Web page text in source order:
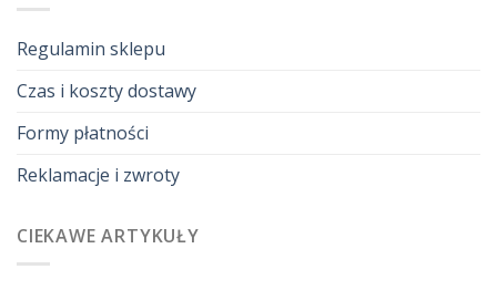
Regulamin sklepu
Czas i koszty dostawy
Formy płatności
Reklamacje i zwroty
CIEKAWE ARTYKUŁY